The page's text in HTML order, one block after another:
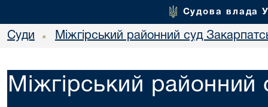
Судова влада
Суди • Міжгірський районний суд
Міжгірський районний